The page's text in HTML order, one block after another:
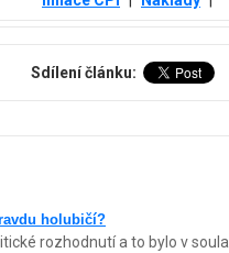
Sdílení článku:
holubičí?
rozhodnutí a to bylo v